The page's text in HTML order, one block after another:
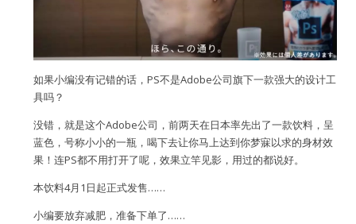
如果小编没有记错的话，PS不是Adobe公司旗下一款强大的设计工
具吗？
没错，就是这个Adobe公司，前两天在日本率先出了一款饮料，呈
蓝色，号称小小的一瓶，喝下去让你马上达到你梦寐以求的身材效
果！连PS都不用打开了呢，效果立竿见影，用过的都说好。
本饮料4月1日起正式发售……
小编要放弃减肥，准备下单了……